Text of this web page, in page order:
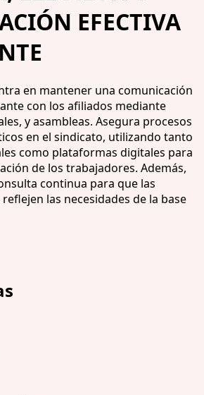
EFECTIVA
en mantener una comunicación
con los afiliados mediante
y asambleas. Asegura procesos
en el sindicato, utilizando tanto
como plataformas digitales para
de los trabajadores. Además,
continua para que las
las necesidades de la base